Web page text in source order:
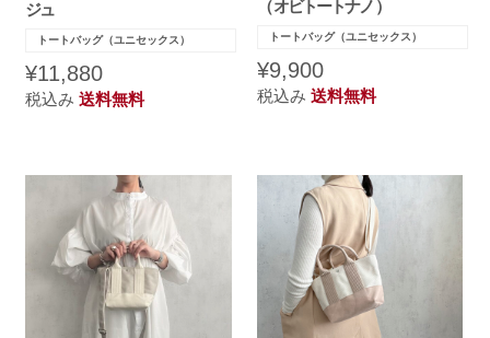
ジュ
トートバッグ（ユニセックス）
¥11,880
税込み送料無料
（ オビトートナノ ）
トートバッグ（ユニセックス）
¥9,900
税込み送料無料